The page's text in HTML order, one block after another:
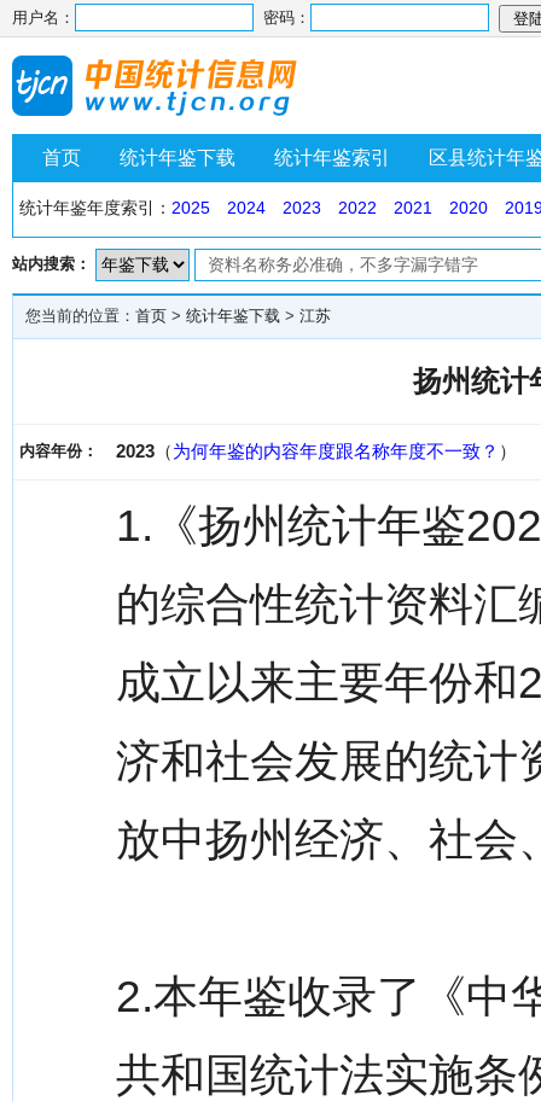
用户名： 密码：
首页 统计年鉴下载 统计年鉴索引 区县统计年
统计年鉴年度索引： 2025 2024 2023 2022 2021 2020
站内搜索：
您当前的位置： 首页 > 统计年鉴下载 > 江苏
扬州统计
内容年份： 2023 （为何年鉴的内容年度跟名称年度不一致？ ）
1.《扬州统计年鉴
的综合性统计资料汇
成立以来主要年份和
济和社会发展的统计
放中扬州经济、社会
2.本年鉴收录了《中
共和国统计法实施条